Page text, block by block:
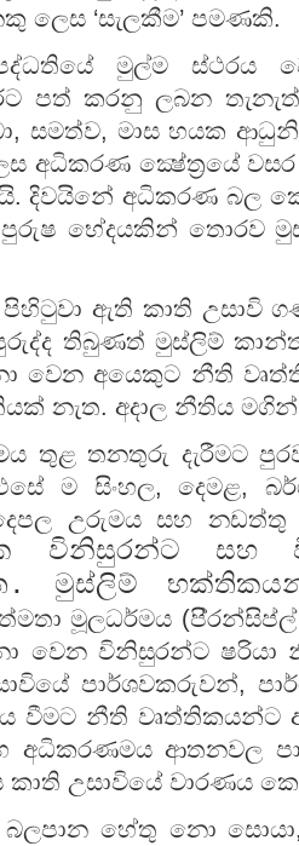
ලෙස ‘සැලකීම’ පමණකි.
මුල්ම ස්ථරය
පත් කරනු ලබන
සමත්ව, මාස හයක
අධිකරණ ක්‍ෂේත‍්‍රයේ
දිවයිනේ අධිකරණ බල
භේදයකින් තොරව
පිහිටුවා ඇති කාති උසාවි
තිබුණත් මුස්ලිම්
වෙන අයෙකුට නීති
නැත. අදාල නීතිය
තුළ තනතුරු දැරීමට
ම සිංහල, දෙමළ,
උරුමය සහ නඩත්තු
විනිසුරන්ට සහ
මුස්ලිම්
මූලධර්මය
වෙන විනිසුරන්ට ෂරියා
පාර්ශවකරුවන්,
වීමට නීති
අධිකරණමය ආතනවල
කාති උසාවියේ වාරණය
හේතු නො සොයා,